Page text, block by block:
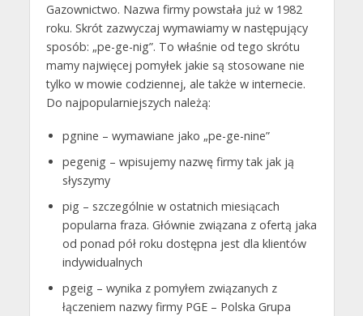
Gazownictwo. Nazwa firmy powstała już w 1982
roku. Skrót zazwyczaj wymawiamy w następujący
sposób: „pe-ge-nig”. To właśnie od tego skrótu
mamy najwięcej pomyłek jakie są stosowane nie
tylko w mowie codziennej, ale także w internecie.
Do najpopularniejszych należą:
pgnine – wymawiane jako „pe-ge-nine”
pegenig – wpisujemy nazwę firmy tak jak ją
słyszymy
pig – szczególnie w ostatnich miesiącach
popularna fraza. Głównie związana z ofertą jaka
od ponad pół roku dostępna jest dla klientów
indywidualnych
pgeig – wynika z pomyłem związanych z
łączeniem nazwy firmy PGE – Polska Grupa